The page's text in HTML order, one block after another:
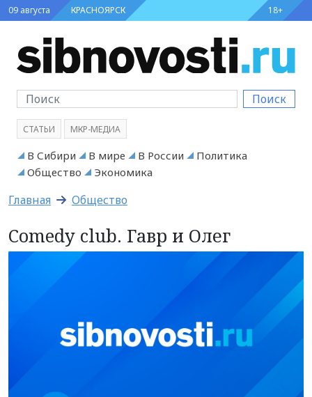
09 августа КРАСНОЯРСК 18+
Поиск
СТАТЬИ МКР-МЕДИА
В Сибири В мире В России
Политика
Общество
Экономика
Главная Общество
Comedy club. Гавр и Олег